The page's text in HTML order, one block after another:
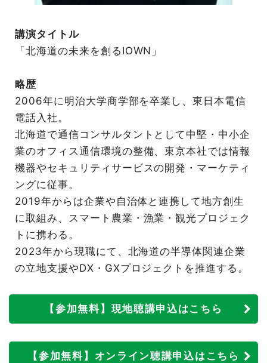
講演タイトル
「北海道の未来を創るIOWN」
略歴
2006年に明治大学商学部を卒業し、東日本電信
電話入社。
北海道で通信コンサルタントとして中堅・中小企
業のオフィス通信環境の整備、東京本社では情報
機器やセキュリティサービスの開発・マーケティ
ングに従事。
2019年からは企業や自治体と連携して地方創生
に取組み、スマート農業・漁業・観光プロジェク
トに携わる。
2023年から現職にて、北海道の半導体関連企業
の立地支援やDX・GXプロジェクトを推進する。
【参加無料】現地聴講申込はこちら
【参加無料】オンライン聴講申込はこちら